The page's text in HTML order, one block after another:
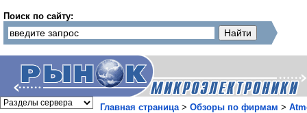
Поиск по сайту:
Главная страница> Обзоры по фирмам >